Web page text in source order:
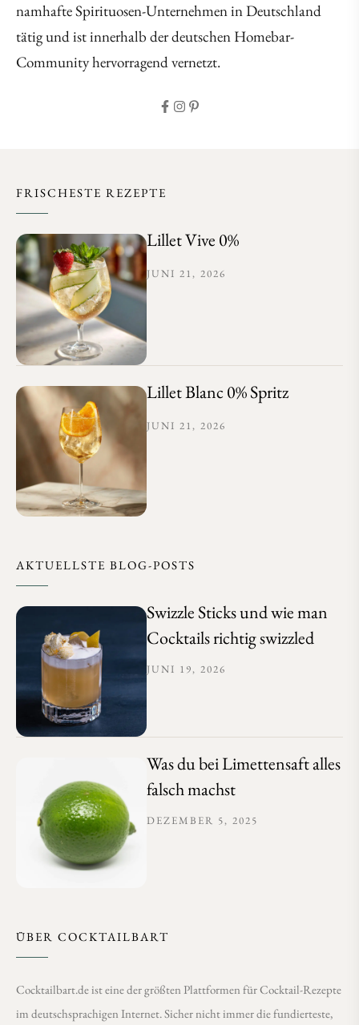
namhafte Spirituosen-Unternehmen in Deutschland
tätig und ist innerhalb der deutschen Homebar-
Community hervorragend vernetzt.
FRISCHESTE REZEPTE
Lillet Vive 0%
JUNI 21, 2026
Lillet Blanc 0% Spritz
JUNI 21, 2026
AKTUELLSTE BLOG-POSTS
Swizzle Sticks und wie man
Cocktails richtig swizzled
JUNI 19, 2026
Was du bei Limettensaft alles
falsch machst
DEZEMBER 5, 2025
ÜBER COCKTAILBART
Cocktailbart.de ist eine der größten Plattformen für Cocktail-Rezepte
im deutschsprachigen Internet. Sicher nicht immer die fundierteste,